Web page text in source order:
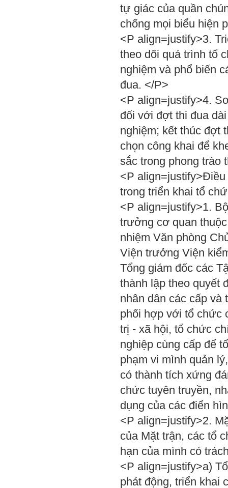
tự giác của quần
chống mọi biểu hiện
<P align=justify>3.
theo dõi quá trình tổ
nghiệm và phổ biến
đua. </P>
<P align=justify>4.
đối với đợt thi đua
nghiệm; kết thúc đợt
chọn công khai để
sắc trong phong trào
<P
trong triển khai tổ
<P align=justify>1.
trưởng cơ quan
nhiệm Văn phòng
Viện trưởng Viện
Tổng giám đốc các
thành lập theo quyết
nhân dân các cấp
phối hợp với tổ chức
trị - xã hội, tổ chức
nghiệp cùng cấp để
phạm vi mình quản
có thành tích xứng
chức tuyên truyền,
dụng của các điển
<P align=justify>2.
của Mặt trận, các tổ
hạn của mình có
<P align=justify>a)
phát động, triển khai